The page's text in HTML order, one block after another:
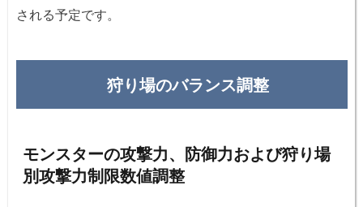
される予定です。
狩り場のバランス調整
モンスターの攻撃力、防御力および狩り場
別攻撃力制限数値調整